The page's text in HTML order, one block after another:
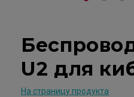
U2 для
На страницу продукта